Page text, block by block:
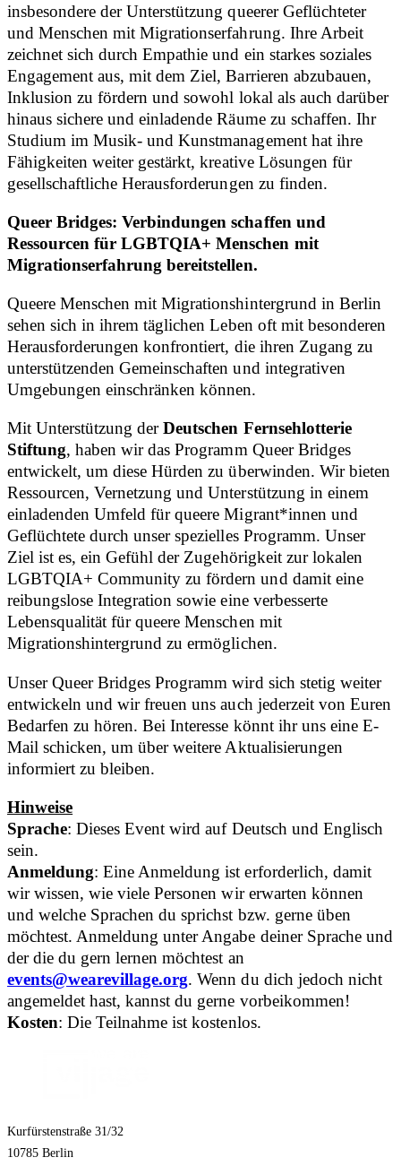
insbesondere der Unterstützung queerer Geflüchteter
und Menschen mit Migrationserfahrung. Ihre Arbeit
zeichnet sich durch Empathie und ein starkes soziales
Engagement aus, mit dem Ziel, Barrieren abzubauen,
Inklusion zu fördern und sowohl lokal als auch darüber
hinaus sichere und einladende Räume zu schaffen. Ihr
Studium im Musik- und Kunstmanagement hat ihre
Fähigkeiten weiter gestärkt, kreative Lösungen für
gesellschaftliche Herausforderungen zu finden.
Queer Bridges: Verbindungen schaffen und
Ressourcen für LGBTQIA+ Menschen mit
Migrationserfahrung bereitstellen.
Queere Menschen mit Migrationshintergrund in Berlin
sehen sich in ihrem täglichen Leben oft mit besonderen
Herausforderungen konfrontiert, die ihren Zugang zu
unterstützenden Gemeinschaften und integrativen
Umgebungen einschränken können.
Mit Unterstützung derDeutschen Fernsehlotterie
Stiftung, haben wir das Programm Queer Bridges
entwickelt, um diese Hürden zu überwinden. Wir bieten
Ressourcen, Vernetzung und Unterstützung in einem
einladenden Umfeld für queere Migrant*innen und
Geflüchtete durch unser spezielles Programm. Unser
Ziel ist es, ein Gefühl der Zugehörigkeit zur lokalen
LGBTQIA+ Community zu fördern und damit eine
reibungslose Integration sowie eine verbesserte
Lebensqualität für queere Menschen mit
Migrationshintergrund zu ermöglichen.
Unser Queer Bridges Programm wird sich stetig weiter
entwickeln und wir freuen uns auch jederzeit von Euren
Bedarfen zu hören. Bei Interesse könnt ihr uns eine E-
Mail schicken, um über weitere Aktualisierungen
informiert zu bleiben.
Hinweise
Sprache: Dieses Event wird auf Deutsch und Englisch
sein.
Anmeldung: Eine Anmeldung ist erforderlich, damit
wir wissen, wie viele Personen wir erwarten können
und welche Sprachen du sprichst bzw. gerne üben
möchtest. Anmeldung unter Angabe deiner Sprache und
der die du gern lernen möchtest an
events@wearevillage.org. Wenn du dich jedoch nicht
angemeldet hast, kannst du gerne vorbeikommen!
Kosten: Die Teilnahme ist kostenlos.
Kurfürstenstraße 31/32
10785 Berlin